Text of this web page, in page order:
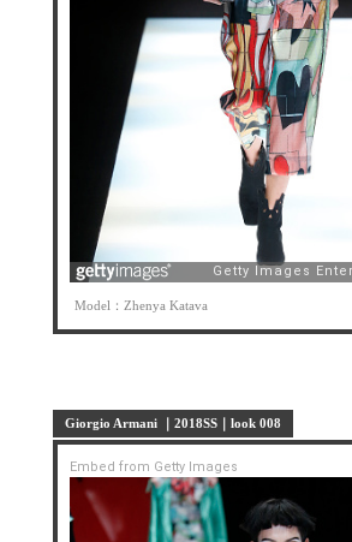
Model：Zhenya Katava
Giorgio Armani ｜2018SS｜look 008
Embed from Getty Images